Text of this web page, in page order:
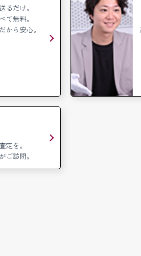
るだけ。
て無料。
から安心。
定を。
ご訪問。